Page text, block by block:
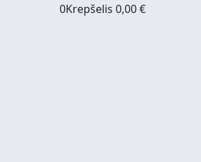
0Krepšelis 0,00€